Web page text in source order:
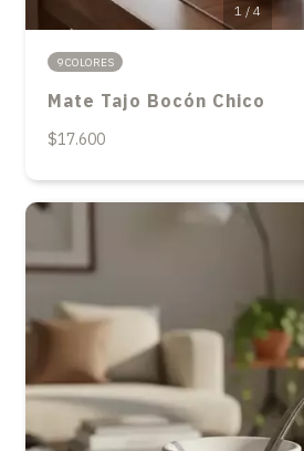
1 / 4
9 COLORES
Mate Tajo Bocón Chico
$17.600